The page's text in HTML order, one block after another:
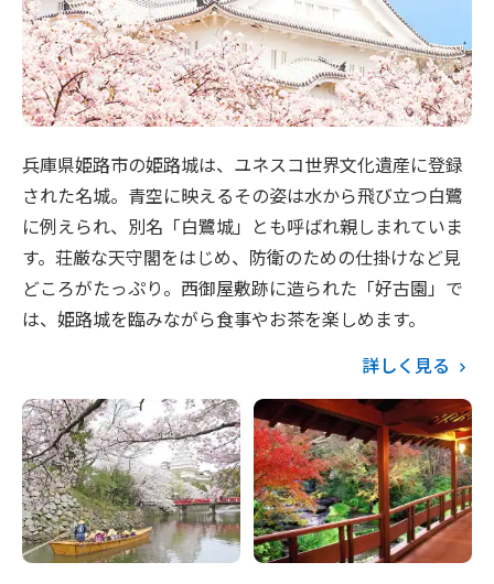
兵庫県姫路市の姫路城は、ユネスコ世界文化遺産に登録
された名城。青空に映えるその姿は水から飛び立つ白鷺
に例えられ、別名「白鷺城」とも呼ばれ親しまれていま
す。荘厳な天守閣をはじめ、防衛のための仕掛けなど見
どころがたっぷり。西御屋敷跡に造られた「好古園」で
は、姫路城を臨みながら食事やお茶を楽しめます。
詳しく見る